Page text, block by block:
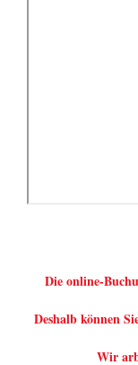
Die online-
Deshalb können
Wir